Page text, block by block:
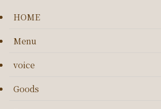
HOME
Menu
voice
Goods